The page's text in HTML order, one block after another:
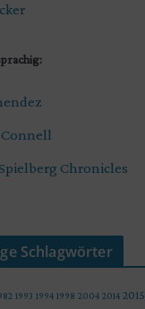
Chronicles
Schlagwörter
1993 1994 1998 2004 2014 2015